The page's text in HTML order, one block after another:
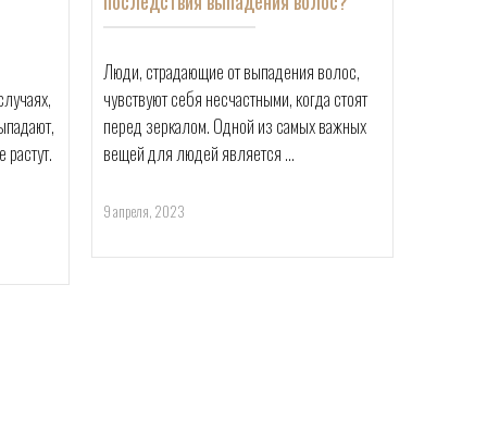
Люди, страдающие от выпадения волос,
чувствуют себя несчастными, когда стоят
перед зеркалом. Одной из самых важных
вещей для людей является ...
9 апреля, 2023